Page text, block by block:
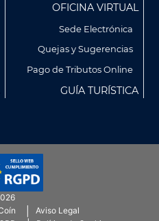
terceros para analizar
publicidad relacionada con
perfil elaborado a partir de tus
DE COOKIES
OFICINA VIRTUAL
Sede Electrónica
Quejas y Sugerencias
Pago de Tributos Online
GUÍA TURÍSTICA
Aviso Legal